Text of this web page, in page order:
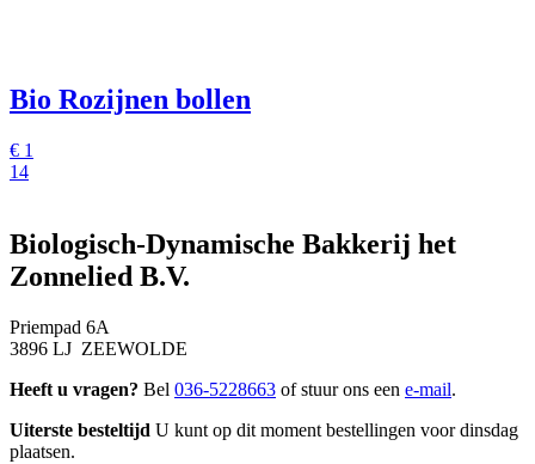
Bio Rozijnen bollen
€ 1
14
Biologisch-Dynamische Bakkerij het
Zonnelied B.V.
Priempad 6A
3896 LJ ZEEWOLDE
Heeft u vragen? Bel 036-5228663 of stuur ons een e-mail.
Uiterste besteltijd U kunt op dit moment bestellingen voor dinsdag
plaatsen.